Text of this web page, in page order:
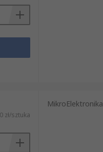
zł/sztuka
MikroElektronika